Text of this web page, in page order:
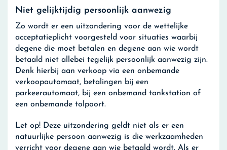
Niet gelijktijdig persoonlijk aanwezig
Zo wordt er een uitzondering voor de wettelijke
acceptatieplicht voorgesteld voor situaties waarbij
degene die moet betalen en degene aan wie wordt
betaald niet allebei tegelijk persoonlijk aanwezig zijn.
Denk hierbij aan verkoop via een onbemande
verkoopautomaat, betalingen bij een
parkeerautomaat, bij een onbemand tankstation of
een onbemande tolpoort.
Let op! Deze uitzondering geldt niet als er een
natuurlijke persoon aanwezig is die werkzaamheden
verricht voor degene aan wie betaald wordt. Als er